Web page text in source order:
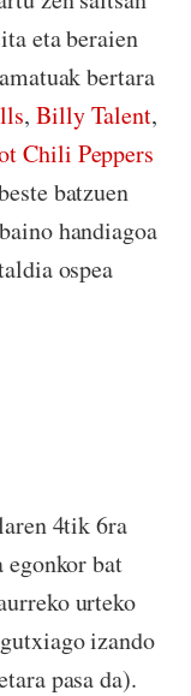
eta beraien
bertara
, Billy Talent,
Chili Peppers
batzuen
handiagoa
ospea
4tik 6ra
bat
urteko
izando
pasa da).